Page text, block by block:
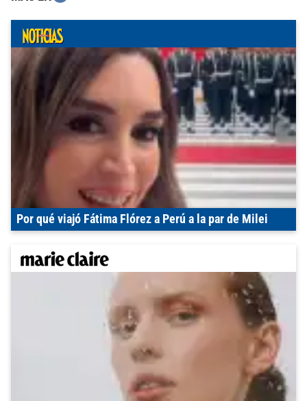
Por qué viajó Fátima Flórez a Perú a la par de Milei